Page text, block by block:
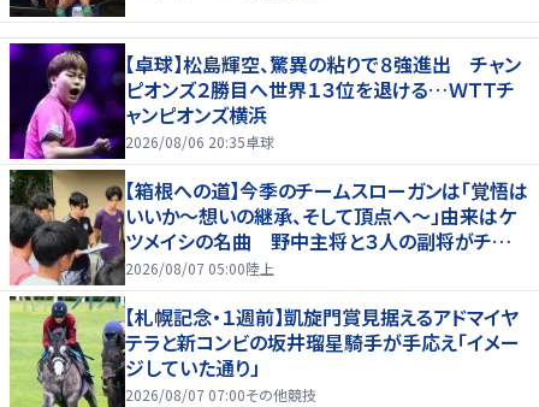
【卓球】松島輝空、驚異の粘りで８強進出 チャン
ピオンズ２勝目へ世界１３位を退ける…ＷＴＴチ
ャンピオンズ横浜
2026/08/06 20:35卓球
【箱根への道】今季のチームスローガンは「覚悟は
いいか～想いの継承、そして頂点へ～」由来はケ
ツメイシの名曲 野中主将と３人の副将がチーム
を引っ張る…夏合宿特集第１弾、国学院大
2026/08/07 05:00陸上
【札幌記念・１週前】凱旋門賞見据えるアドマイヤ
テラと新コンビの坂井瑠星騎手が手応え「イメー
ジしていた通り」
2026/08/07 07:00その他競技